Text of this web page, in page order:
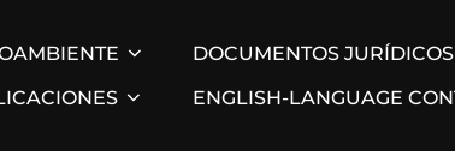
DOCUMENTOS JURÍDICOS
ENGLISH-LANGUAGE